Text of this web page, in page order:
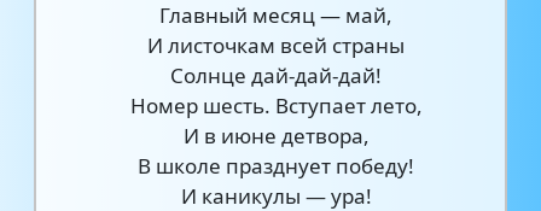
Главный месяц — май,
И листочкам всей страны
Солнце дай-дай-дай!
Номер шесть. Вступает лето,
И в июне детвора,
В школе празднует победу!
И каникулы — ура!